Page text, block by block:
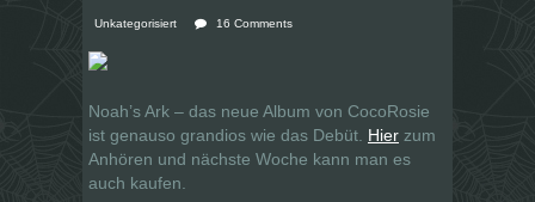
Unkategorisiert 16 Comments
Noah’s Ark – das neue Album von CocoRosie
ist genauso grandios wie das Debüt. Hier zum
Anhören und nächste Woche kann man es
auch kaufen.